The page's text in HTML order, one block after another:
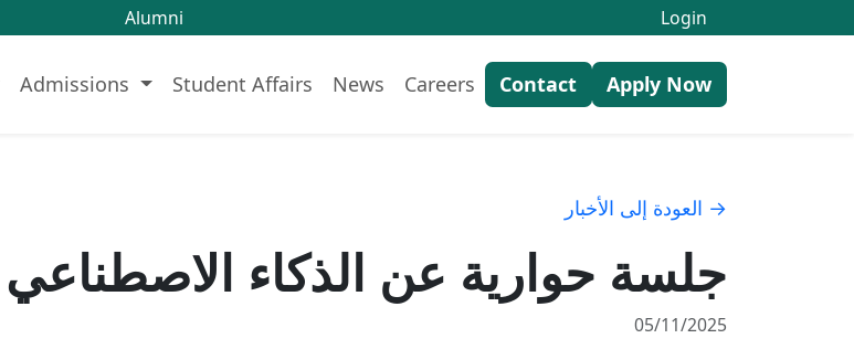
Alumni Login
Admissions Student Affairs News Careers Contact Apply Now
→ العودة إلى الأخبار
جلسة حوارية عن الذكاء
05/11/2025